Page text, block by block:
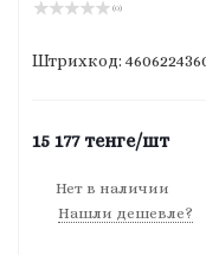
(0)
Штрихкод:
15 177тенге/шт
Нет в наличии
Нашли дешевле?